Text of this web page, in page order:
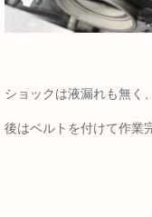
ショックは液漏れも無く
後はベルトを付けて作業